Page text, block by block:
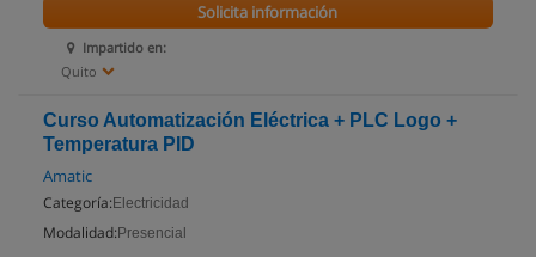
Impartido en:
Quito
Solicita información
Curso Automatización Eléctrica + PLC Logo +
Temperatura PID
Amatic
Categoría: Electricidad
Modalidad: Presencial